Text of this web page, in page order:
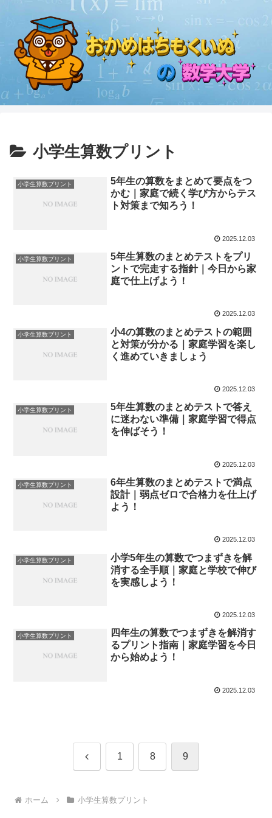
小学生算数プリント
小学生算数プリント
5年生の算数をまとめて要点をつ
かむ｜家庭で続く学び方からテス
ト対策まで知ろう！
2025.12.03
小学生算数プリント
5年生算数のまとめテストをプリ
ントで完走する指針｜今日から家
庭で仕上げよう！
2025.12.03
小学生算数プリント
小4の算数のまとめテストの範囲
と対策が分かる｜家庭学習を楽し
く進めていきましょう
2025.12.03
小学生算数プリント
5年生算数のまとめテストで答え
に迷わない準備｜家庭学習で得点
を伸ばそう！
2025.12.03
小学生算数プリント
6年生算数のまとめテストで満点
設計｜弱点ゼロで合格力を仕上げ
よう！
2025.12.03
小学生算数プリント
小学5年生の算数でつまずきを解
消する全手順｜家庭と学校で伸び
を実感しよう！
2025.12.03
小学生算数プリント
四年生の算数でつまずきを解消す
るプリント指南｜家庭学習を今日
から始めよう！
2025.12.03
前 1 8 9
ホーム 小学生算数プリント